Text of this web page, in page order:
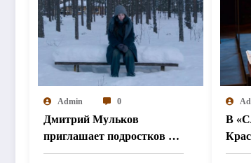
Admin 0
Дмитрий Мульков
приглашает подростков и
взрослых на «спектакль-
В